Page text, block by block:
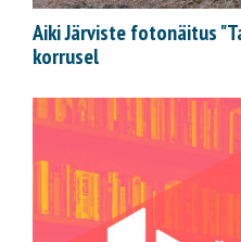
Aiki Järviste fotonäitus
korrusel